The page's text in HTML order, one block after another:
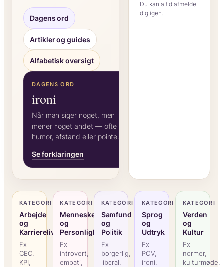
Dagens ord
Artikler og guides
Alfabetisk oversigt
DAGENS ORD
ironi
Når man siger noget, men
mener noget andet — ofte for
humor, afstand eller pointe.
Se forklaringen
Du kan altid afmelde
dig igen.
KATEGORI
Arbejde
og
Karriereliv
Fx
CEO,
KPI,
KATEGORI
Mennesker
og
Personlighed
Fx
introvert,
empati,
KATEGORI
Samfund
og
Politik
Fx
borgerlig,
liberal,
KATEGORI
Sprog
og
Udtryk
Fx
POV,
ironi,
KATEGORI
Verden
og
Kultur
Fx
normer,
kulturmøde,